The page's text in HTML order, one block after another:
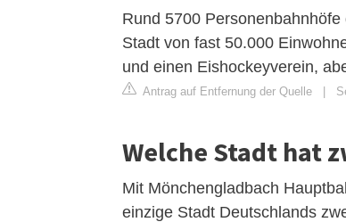
Rund 5700
Stadt von fast 50.000
und einen Eishockeyverein,
Antrag auf Entfernung der Quelle |
Welche Stadt hat
Mit Mönchengladbach
einzige Stadt Deutschlands